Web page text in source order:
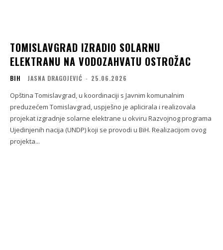
TOMISLAVGRAD IZRADIO SOLARNU
ELEKTRANU NA VODOZAHVATU OSTROŽAC
BIH JASNA DRAGOJEVIĆ - 25.06.2026
Opština Tomislavgrad, u koordinaciji s Javnim komunalnim
preduzećem Tomislavgrad, uspješno je aplicirala i realizovala
projekat izgradnje solarne elektrane u okviru Razvojnog programa
Ujedinjenih nacija (UNDP) koji se provodi u BiH. Realizacijom ovog
projekta...